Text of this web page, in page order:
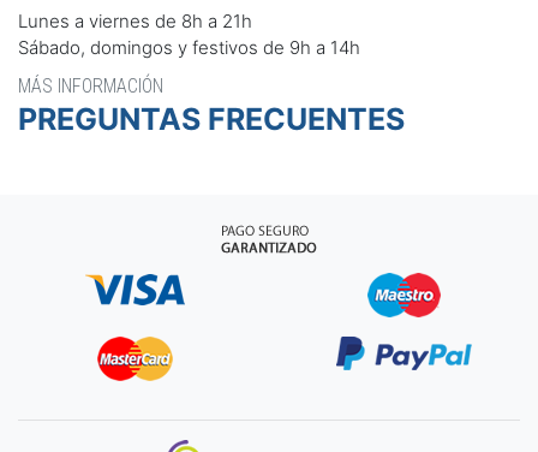
Lunes a viernes de 8h a 21h
Sábado, domingos y festivos de 9h a 14h
MÁS INFORMACIÓN
PREGUNTAS FRECUENTES